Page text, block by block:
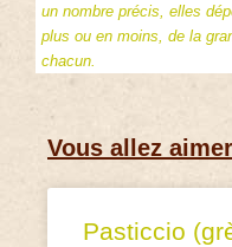
un nombre précis, elles
plus ou en moins, de la
chacun.
Vous allez
Pasticcio